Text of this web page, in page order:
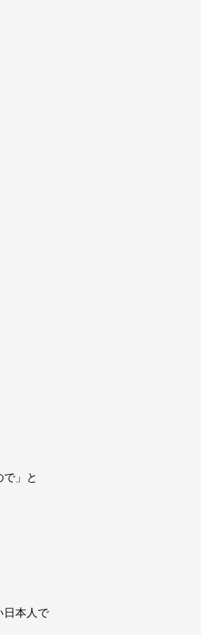
で」と
本人で